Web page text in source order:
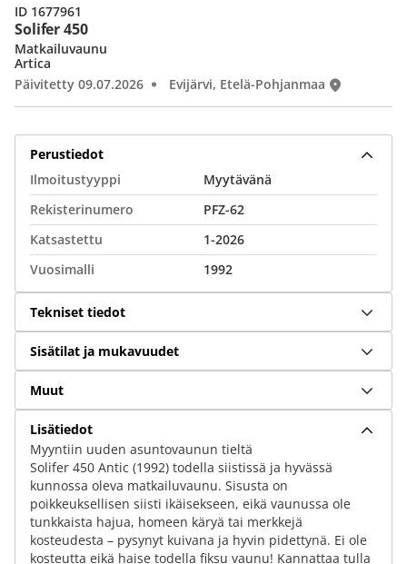
Solifer 450
Matkailuvaunu
Artica
Päivitetty 09.07.2026
Evijärvi, Etelä-Pohjanmaa
ID 1677961
Perustiedot
Ilmoitustyyppi
Myytävänä
Rekisterinumero
PFZ-62
Katsastettu
1-2026
Vuosimalli
1992
Tekniset tiedot
Sisätilat ja mukavuudet
Muut
Lisätiedot
Myyntiin uuden asuntovaunun tieltä
Solifer 450 Antic (1992) todella siistissä ja hyvässä
kunnossa oleva matkailuvaunu. Sisusta on
poikkeuksellisen siisti ikäisekseen, eikä vaunussa ole
tunkkaista hajua, homeen käryä tai merkkejä
kosteudesta – pysynyt kuivana ja hyvin pidettynä. Ei ole
kosteutta eikä haise todella fiksu vaunu! Kannattaa tulla